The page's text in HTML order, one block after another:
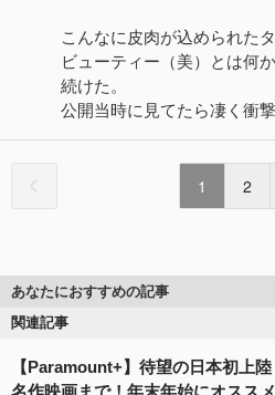
こんなに皮肉が込められた
ビューティー（美）とは何
続けた。
公開当時に見てたら凄く衝
1 2
あなたにおすすめの記事
関連記事
【Paramount+】待望の日本初上